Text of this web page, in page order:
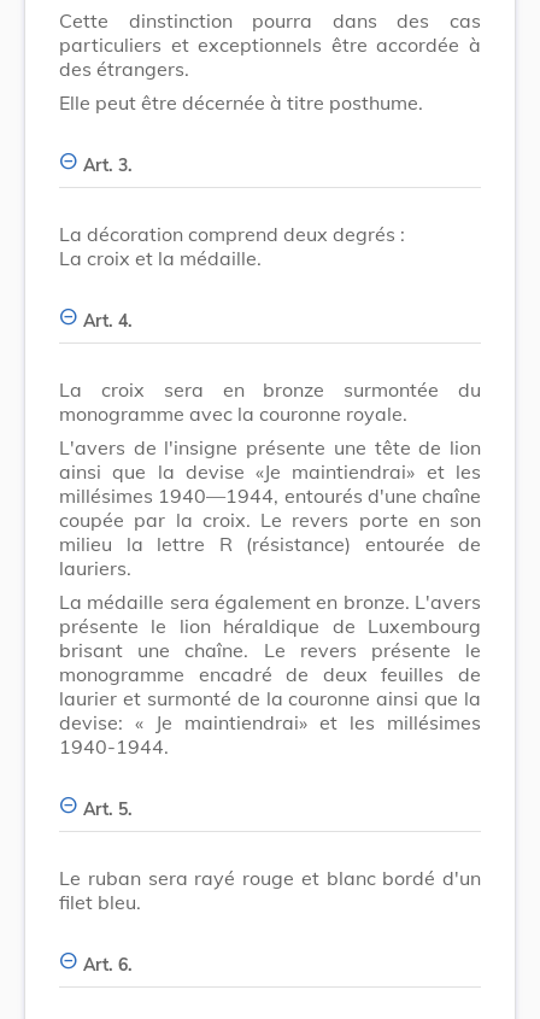
Cette dinstinction pourra dans des cas
particuliers et exceptionnels être accordée à
des étrangers.
Elle peut être décernée à titre posthume.
Art. 3.
La décoration comprend deux degrés :
La croix et la médaille.
Art. 4.
La croix sera en bronze surmontée du
monogramme avec la couronne royale.
L'avers de l'insigne présente une tête de lion
ainsi que la devise «Je maintiendrai» et les
millésimes 1940—1944, entourés d'une chaîne
coupée par la croix. Le revers porte en son
milieu la lettre R (résistance) entourée de
lauriers.
La médaille sera également en bronze. L'avers
présente le lion héraldique de Luxembourg
brisant une chaîne. Le revers présente le
monogramme encadré de deux feuilles de
laurier et surmonté de la couronne ainsi que la
devise: « Je maintiendrai» et les millésimes
1940-1944.
Art. 5.
Le ruban sera rayé rouge et blanc bordé d'un
filet bleu.
Art. 6.